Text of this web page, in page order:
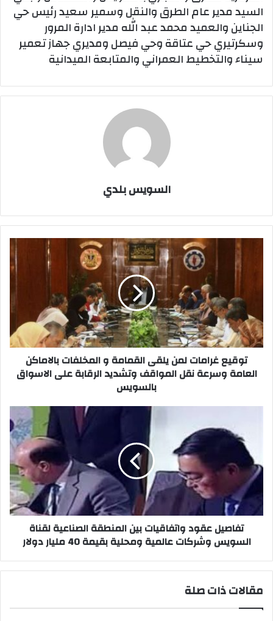
السيد مدير عام الطرق والنقل وسمير سعيد رئيس حي
الجناين والعميد محمد عبد الله مدير ادارة المرور
وسكرتيري حي عتاقة وحي فيصل ومديري جهاز تعمير
سيناء والتخطيط العمراني والمتابعة الميدانية
السويس بلدي
لمن
القمامة
المخلفات
بالاماكن
العامة
وسرعة
نقل
الرقابة
الاسواق
بالسويس
توقيع غرامات لمن يلقى القمامة و المخلفات بالاماكن
العامة وسرعة نقل المواقف وتشديد الرقابة على الاسواق
بالسويس
واتفاقيات
المنطقة
الصناعية
لقناة
السويس
وشركات
عالمية
ومحلية
40
دولار
تفاصيل عقود واتفاقيات بين المنطقة الصناعية لقناة
السويس وشركات عالمية ومحلية بقيمة 40 مليار دولار
مقالات ذات صلة